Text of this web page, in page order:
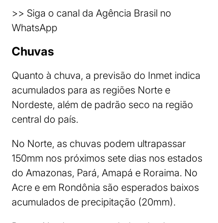
>> Siga o canal da Agência Brasil no
WhatsApp
Chuvas
Quanto à chuva, a previsão do Inmet indica
acumulados para as regiões Norte e
Nordeste, além de padrão seco na região
central do país.
No Norte, as chuvas podem ultrapassar
150mm nos próximos sete dias nos estados
do Amazonas, Pará, Amapá e Roraima. No
Acre e em Rondônia são esperados baixos
acumulados de precipitação (20mm).